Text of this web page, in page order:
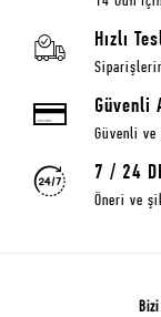
Hızlı
Güvenli
Güvenli
7 / 24
Öneri ve